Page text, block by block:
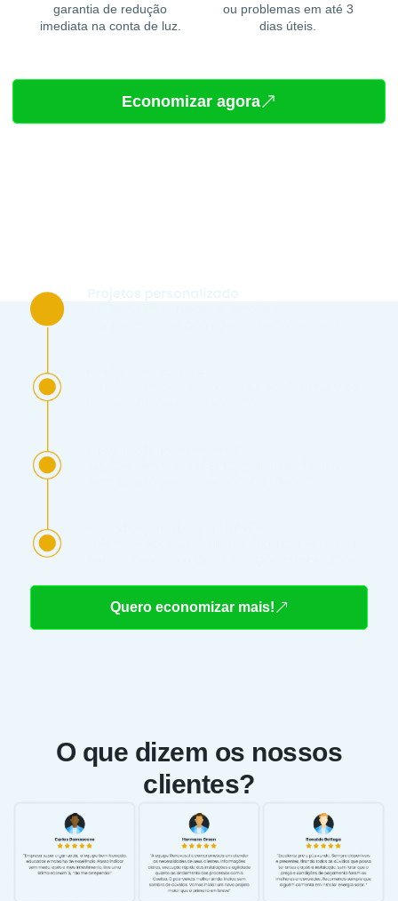
garantia de redução
imediata na conta de luz.
ou problemas em até 3
dias úteis.
Economizar agora
Quero economizar mais!
O que dizem os nossos
clientes?